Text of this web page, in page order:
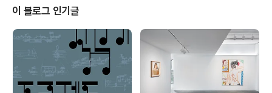
요 소재가 되었다. 소나무를 단순히 그리는 대상이 아닌 상
징적인 존재이자 경이로운 가치로 생각하여 살아 움직이게
만들었다. 작품 속 소나무는 단순한 풍경이 아니라 작가 자
신의 삶과 철학이 투영된 존재로 해석하여 소나무에 대한
애착이 느껴진다. 자유로운 형태와 먹의 농도를 통해 강렬
함을 표현하며, 교차되는 길고..
이 블로그 인기글